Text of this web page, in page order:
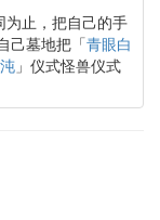
止，把自己的手
己墓地把「青眼白
」仪式怪兽仪式